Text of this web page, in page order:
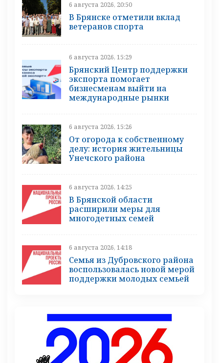
6 августа 2026, 20:50
В Брянске отметили вклад
ветеранов спорта
6 августа 2026, 15:29
Брянский Центр поддержки
экспорта помогает
бизнесменам выйти на
международные рынки
6 августа 2026, 15:26
От огорода к собственному
делу: история жительницы
Унечского района
6 августа 2026, 14:25
В Брянской области
расширили меры для
многодетных семей
6 августа 2026, 14:18
Семья из Дубровского района
воспользовалась новой мерой
поддержки молодых семьей